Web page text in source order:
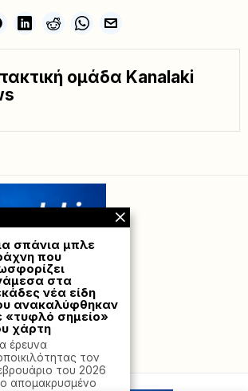
ομάδα Kanalaki
Hostville”)
σπάνια μπλε
που
στα
νέα είδη
ανακαλύφθηκαν
«τυφλό σημείο»
χάρτη
έρευνα
τον
του 2026
απομακρυσμένο